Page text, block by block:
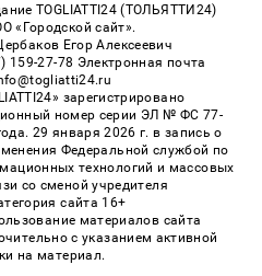
TOGLIATTI24 (ТОЛЬЯТТИ24)
«Городской сайт».
Егор Алексеевич
159-27-78 Электронная почта
зарегистрировано
номер серии ЭЛ № ФС 77-
29 января 2026 г. в запись о
Федеральной службой по
технологий и массовых
со сменой учредителя
сайта 16+
материалов сайта
с указанием активной
на материал.